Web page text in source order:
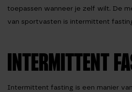
toepassen wanneer je zelf wilt. De
van sportvasten is intermittent
INTERMITTENT
Intermittent fasting is een manier